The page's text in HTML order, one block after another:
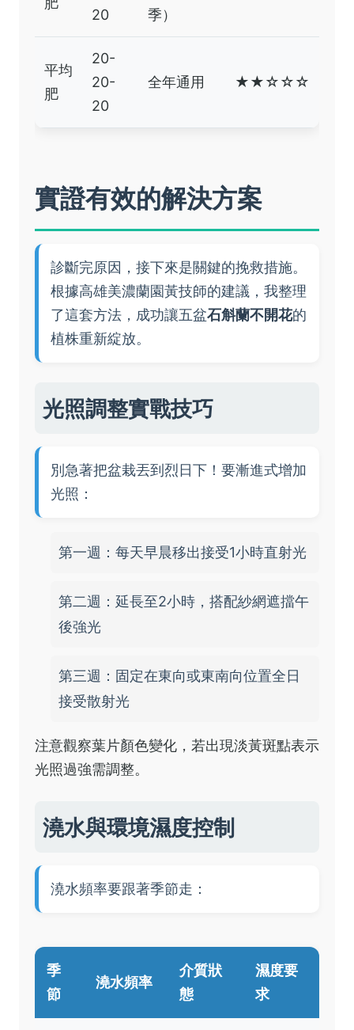
20 季）
平均
肥
20-
20-
20
全年通用 ★★☆☆☆
實證有效的解決方案
診斷完原因，接下來是關鍵的挽救措施。
根據高雄美濃蘭園黃技師的建議，我整理
了這套方法，成功讓五盆石斛蘭不開花的
植株重新綻放。
光照調整實戰技巧
別急著把盆栽丟到烈日下！要漸進式增加
光照：
第一週：每天早晨移出接受1小時直射光
第二週：延長至2小時，搭配紗網遮擋午
後強光
第三週：固定在東向或東南向位置全日
接受散射光
注意觀察葉片顏色變化，若出現淡黃斑點表示
光照過強需調整。
澆水與環境濕度控制
澆水頻率要跟著季節走：
季
節
澆水頻率
介質狀
態
濕度要
求